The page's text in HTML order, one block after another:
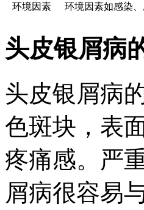
环境因素 环境因素如感染
头皮银屑病
头皮银屑病
色斑块，表
疼痛感。严
屑病很容易